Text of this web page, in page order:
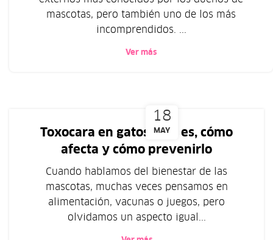
mascotas, pero también uno de los más
incomprendidos. ...
Ver más
18
MAY
Toxocara en gatos: qué es, cómo
afecta y cómo prevenirlo
Cuando hablamos del bienestar de las
mascotas, muchas veces pensamos en
alimentación, vacunas o juegos, pero
olvidamos un aspecto igual...